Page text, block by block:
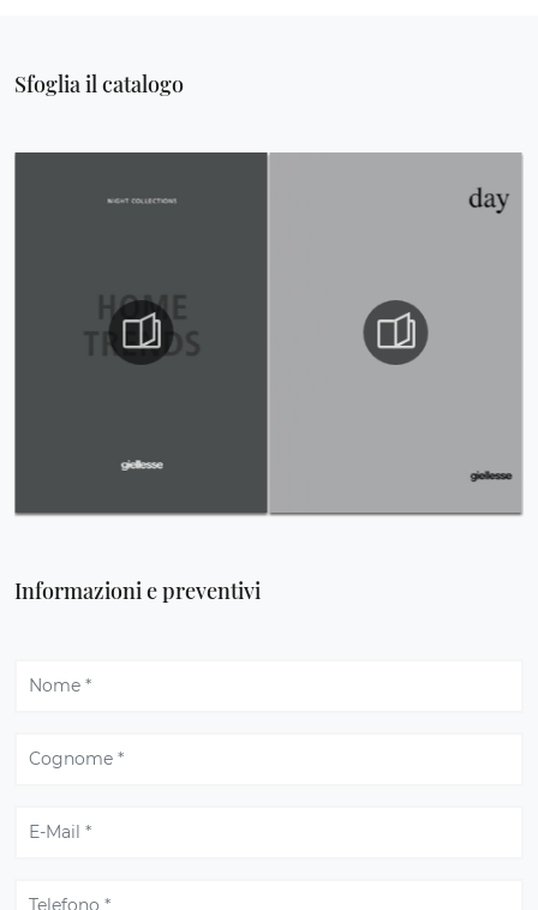
Sfoglia il catalogo
Informazioni e preventivi